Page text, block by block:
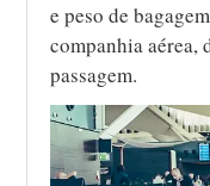
e peso de
companhia aérea,
passagem.